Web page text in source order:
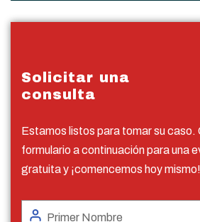
Solicitar una
consulta
Estamos listos para tomar su caso.
formulario a continuación para una
gratuita y ¡comencemos hoy mismo!